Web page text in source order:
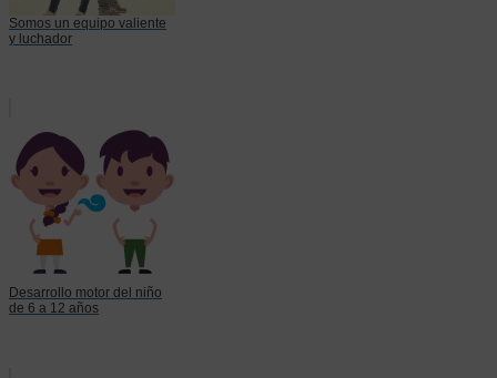
Somos un equipo valiente
y luchador
Desarrollo motor del niño
de 6 a 12 años